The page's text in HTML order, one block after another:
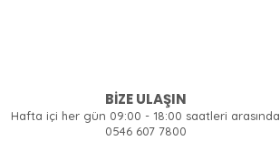
BİZE ULAŞIN
Hafta içi her gün 09:00 - 18:00 saatleri arasında
0546 607 7800